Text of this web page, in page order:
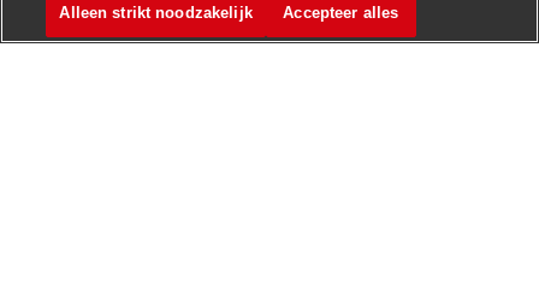
Alleen strikt noodzakelijk Accepteer alles